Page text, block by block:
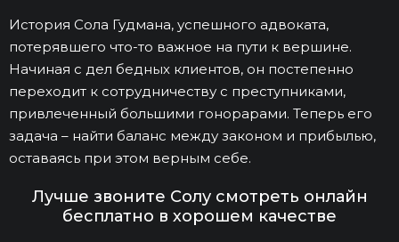
История Сола Гудмана, успешного адвоката,
потерявшего что-то важное на пути к вершине.
Начиная с дел бедных клиентов, он постепенно
переходит к сотрудничеству с преступниками,
привлеченный большими гонорарами. Теперь его
задача – найти баланс между законом и прибылью,
оставаясь при этом верным себе.
Лучше звоните Солу смотреть онлайн
бесплатно в хорошем качестве